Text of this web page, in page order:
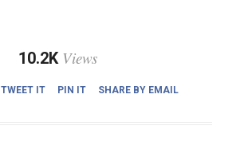
10.2K Views
TWEET IT PIN IT SHARE BY EMAIL